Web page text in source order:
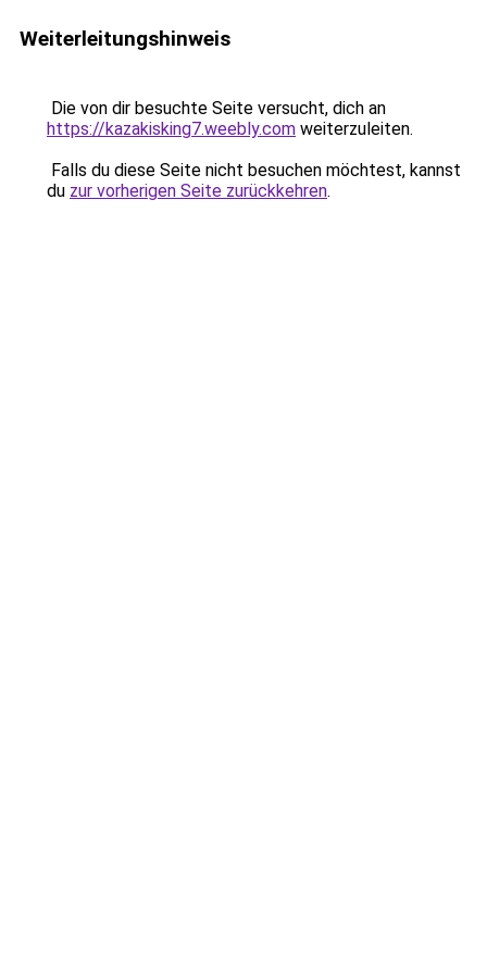
Weiterleitungshinweis
Die von dir besuchte Seite versucht, dich an
https://kazakisking7.weebly.com weiterzuleiten.
Falls du diese Seite nicht besuchen möchtest, kannst
du zur vorherigen Seite zurückkehren.